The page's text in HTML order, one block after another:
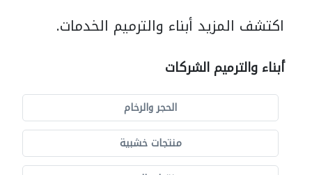
اكتشف المزيد أبناء والترميم الخدمات.
أبناء والترميم الشركات
الحجر والرخام
منتجات خشبية